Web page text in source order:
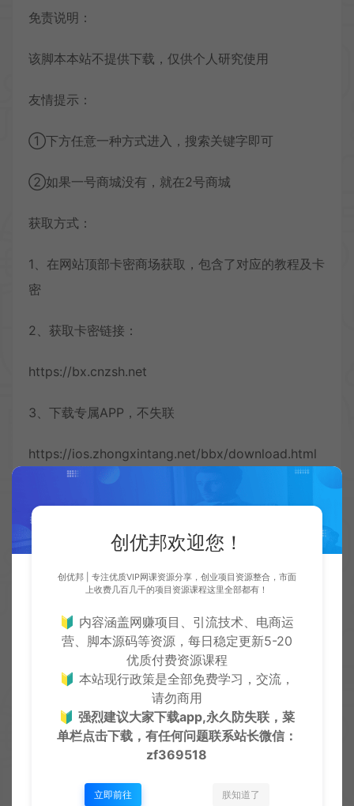
免责说明：
该脚本本站不提供下载，仅供个人研究使用
友情提示：
①下方任意一种方式进入，搜索关键字即可
②如果一号商城没有，就在2号商城
获取方式：
1、在网站顶部卡密商场获取，包含了对应的教程及卡
密
2、获取卡密链接：
https://bx.cnzsh.net
3、下载专属APP，不失联
https://ios.zhongxintang.net/bbx/download.html
创优邦欢迎您！
创优邦 | 专注优质VIP网课资源分享，创业项目资源整合，市面
上收费几百几千的项目资源课程这里全部都有！
🔰 内容涵盖网赚项目、引流技术、电商运
营、脚本源码等资源，每日稳定更新5-20
优质付费资源课程
🔰 本站现行政策是全部免费学习，交流，
请勿商用
🔰强烈建议大家下载app,永久防失联，菜
单栏点击下载，有任何问题联系站长微信：
zf369518
立即前往 朕知道了